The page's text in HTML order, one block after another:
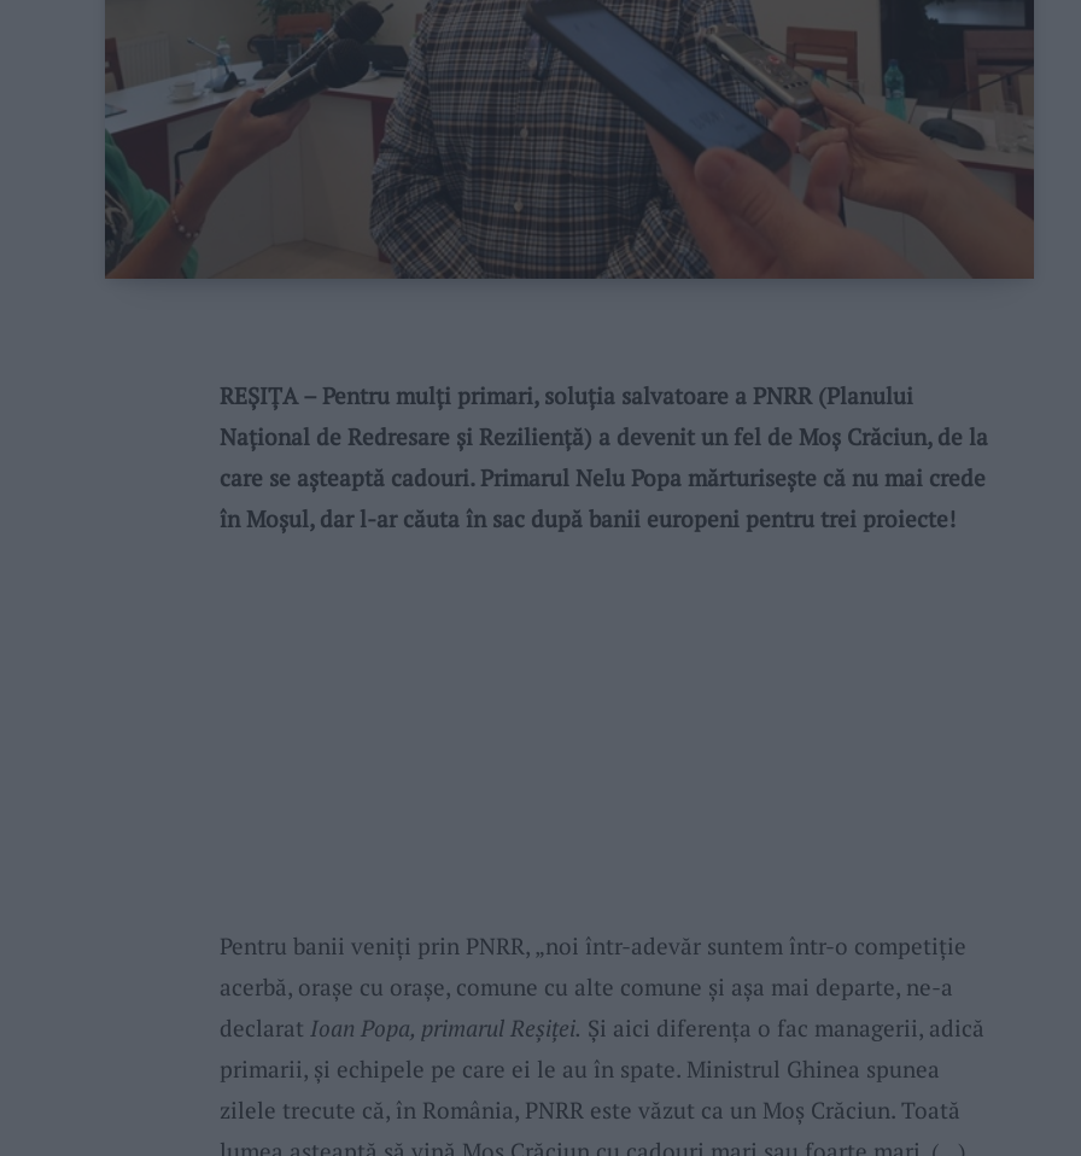
REŞIŢA – Pentru mulţi primari, soluţia salvatoare a PNRR (Planului
Naţional de Redresare şi Rezilienţă) a devenit un fel de Moş Crăciun, de la
care se aşteaptă cadouri. Primarul Nelu Popa mărturiseşte că nu mai crede
în Moşul, dar l-ar căuta în sac după banii europeni pentru trei proiecte!
Pentru banii veniţi prin PNRR, „noi într-adevăr suntem într-o competiţie
acerbă, oraşe cu oraşe, comune cu alte comune şi aşa mai departe, ne-a
declarat Ioan Popa, primarul Reşiţei. Şi aici diferenţa o fac managerii, adică
primarii, şi echipele pe care ei le au în spate. Ministrul Ghinea spunea
zilele trecute că, în România, PNRR este văzut ca un Moş Crăciun. Toată
lumea aşteaptă să vină Moş Crăciun cu cadouri mari sau foarte mari. (…)